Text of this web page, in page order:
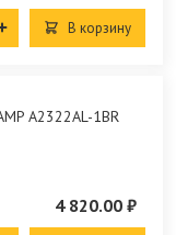
В корзину
A2322AL-1BR
4 820.00 ₽